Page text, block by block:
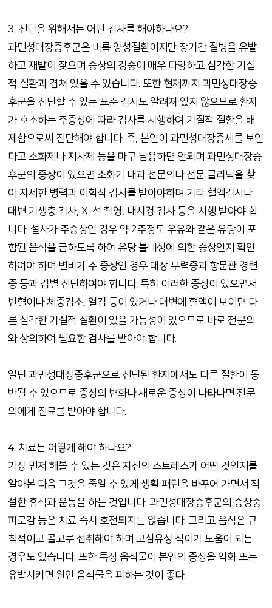
3. 진단을 위해서는 어떤 검사를 해야하나요?
과민성대장증후군은 비록 양성질환이지만 장기간 질병을 유발
하고 재발이 잦으며 증상의 경중이 매우 다양하고 심각한 기질
적 질환과 겹쳐 있을 수 있습니다. 또한 현재까지 과민성대장증
후군을 진단할 수 있는 표준 검사도 알려져 있지 않으므로 환자
가 호소하는 주증상에 따라 검사를 시행하여 기질적 질환을 배
제함으로써 진단해야 합니다. 즉, 본인이 과민성대장증세를 보인
다고 소화제나 지사제 등을 마구 남용하면 안되며 과민성대장증
후군의 증상이 있으면 소화기 내과 전문의나 전문 클리닉을 찾
아 자세한 병력과 이학적 검사를 받아야하며 기타 혈액검사나
대변 기생충 검사, X-선 촬영, 내시경 검사 등을 시행 받아야 합
니다. 설사가 주증상인 경우 약 2주정도 우유와 같은 유당이 포
함된 음식을 금하도록 하여 유당 불내성에 의한 증상인지 확인
하여야 하며 변비가 주 증상인 경우 대장 무력증과 항문관 경련
증 등과 감별 진단하여야 합니다. 특히 이러한 증상이 있으면서
빈혈이나 체중감소, 열감 등이 있거나 대변에 혈액이 보이면 다
른 심각한 기질적 질환이 있을 가능성이 있으므로 바로 전문의
와 상의하여 필요한 검사를 받아야 합니다.
일단 과민성대장증후군으로 진단된 환자에서도 다른 질환이 동
반될 수 있으므로 증상의 변화나 새로운 증상이 나타나면 전문
의에게 진료를 받아야 합니다.
4. 치료는 어떻게 해야 하나요?
가장 먼저 해볼 수 있는 것은 자신의 스트레스가 어떤 것인지를
알아본 다음 그것을 줄일 수 있게 생활 패턴을 바꾸어 가면서 적
절한 휴식과 운동을 하는 것입니다. 과민성대장증후군의 증상중
피로감 등은 치료 즉시 호전되지는 않습니다. 그리고 음식은 규
칙적이고 골고루 섭취해야 하며 고섬유성 식이가 도움이 되는
경우도 있습니다. 또한 특정 음식물이 본인의 증상을 악화 또는
유발시키면 원인 음식물을 피하는 것이 좋다.